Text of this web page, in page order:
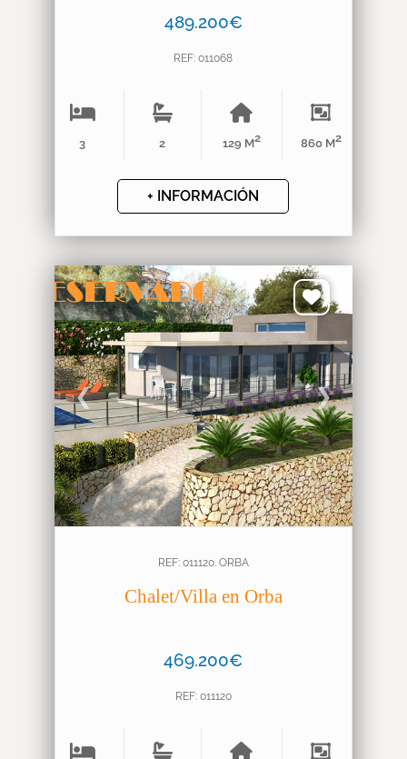
489.200€
REF: 011068
3 2 129 M2 860 M2
+ INFORMACIÓN
❮ ❯
REF: 011120. ORBA
Chalet/Villa en Orba
469.200€
REF: 011120